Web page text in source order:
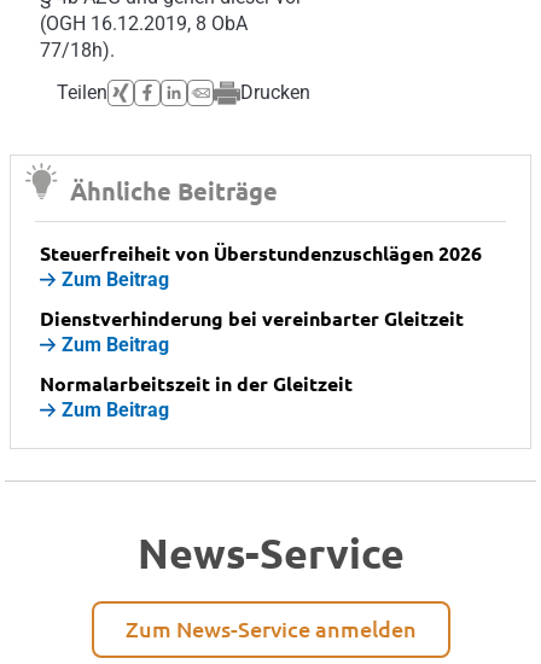
(OGH 16.12.2019, 8 ObA
77/18h).
Teilen
Drucken
Ähnliche Beiträge
Steuerfreiheit von Überstundenzuschlägen 2026
Zum Beitrag
Dienstverhinderung bei vereinbarter Gleitzeit
Zum Beitrag
Normalarbeitszeit in der Gleitzeit
Zum Beitrag
News-Service
Zum News-Service anmelden